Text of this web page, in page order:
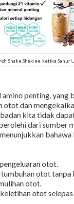
Shake Shaklee Ketika Sahur
amino penting, yang
otot dan
kita tidak
dari sumber
otot.
otot tanpa
otot.
otot selepas